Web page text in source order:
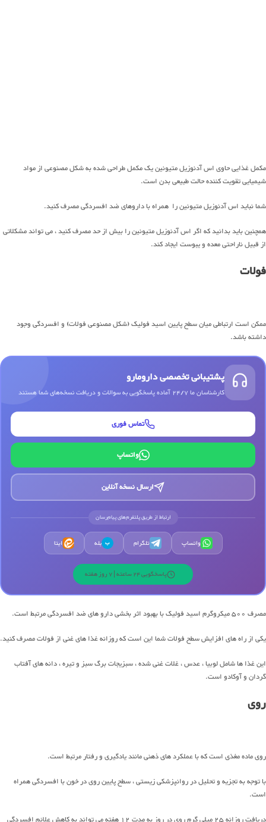
مکمل غذایی حاوی اس آدنوزیل متیونین یک مکمل طراحی شده به شکل مصنوعی از مواد
شیمیایی تقویت کننده حالت طبیعی بدن است.
شما نباید اس آدنوزیل متیونین را همراه با داروهای ضد افسردگی مصرف کنید.
همچنین باید بدانید که اگر اس آدنوزیل متیونین را بیش از حد مصرف کنید ، می تواند مشکلاتی
از قبیل ناراحتی معده و یبوست ایجاد کند.
فولات
ممکن است ارتباطی میان سطح پایین اسید فولیک (شکل مصنوعی فولات) و افسردگی وجود
داشته باشد.
پشتیبانی تخصصی دارومارو
کارشناسان ما 24/7 آماده پاسخگویی به سوالات و دریافت نسخه‌های شما هستند
تماس فوری
واتساپ
ارسال نسخه آنلاین
ارتباط از طریق پلتفرم‌های پیام‌رسان
واتساپ تلگرام ب بله ایتا
پاسخگویی 24 ساعته | 7 روز هفته
مصرف 500 میکروگرم اسید فولیک با بهبود اثر بخشی دارو های ضد افسردگی مرتبط است.
یکی از راه های افزایش سطح فولات شما این است که روزانه غذا های غنی از فولات مصرف کنید.
این غذا ها شامل لوبیا ، عدس ، غلات غنی شده ، سبزیجات برگ سبز و تیره ، دانه های آفتاب
گردان و آوکادو است.
روی
روی ماده مغذی است که با عملکرد های ذهنی مانند یادگیری و رفتار مرتبط است.
با توجه به تجزیه و تحلیل در روانپزشکی زیستی ، سطح پایین روی در خون با افسردگی همراه
است.